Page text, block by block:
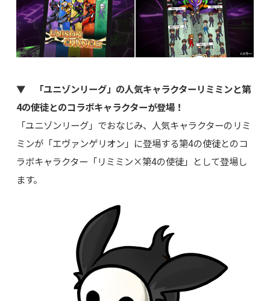
▼ 「ユニゾンリーグ」の人気キャラクターリミミンと第
4の使徒とのコラボキャラクターが登場！
「ユニゾンリーグ」でおなじみ、人気キャラクターのリミ
ミンが「エヴァンゲリオン」に登場する第4の使徒とのコ
ラボキャラクター「リミミン×第4の使徒」として登場し
ます。